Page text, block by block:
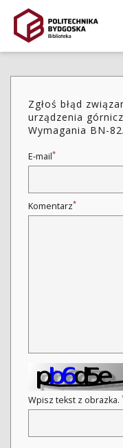
Zgłoś błąd
urządzenia
Wymagania BN-
E-mail*
Komentarz*
Wpisz tekst z obrazka.